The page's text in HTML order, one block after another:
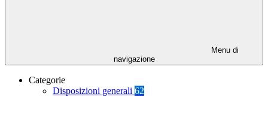
Menu di
navigazione
Categorie
Disposizioni generali 62